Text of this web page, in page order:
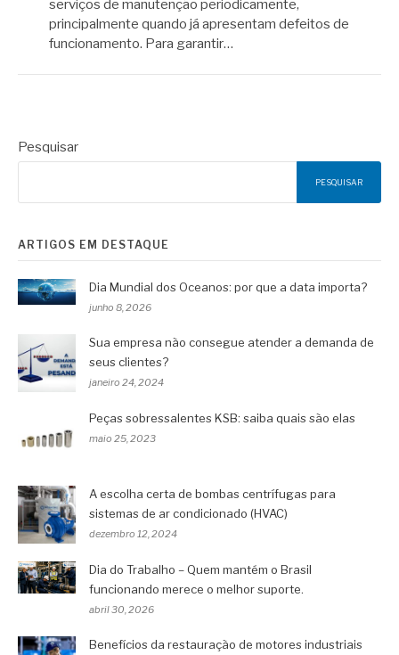
serviços de manutenção periodicamente,
principalmente quando já apresentam defeitos de
funcionamento. Para garantir…
Pesquisar
PESQUISAR
ARTIGOS EM DESTAQUE
Dia Mundial dos Oceanos: por que a data importa?
junho 8, 2026
Sua empresa não consegue atender a demanda de
seus clientes?
janeiro 24, 2024
Peças sobressalentes KSB: saiba quais são elas
maio 25, 2023
A escolha certa de bombas centrífugas para
sistemas de ar condicionado (HVAC)
dezembro 12, 2024
Dia do Trabalho – Quem mantém o Brasil
funcionando merece o melhor suporte.
abril 30, 2026
Benefícios da restauração de motores industriais